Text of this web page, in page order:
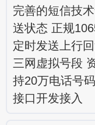
完善的短信技
送状态 正规
定时发送上行
三网虚拟号段
持20万电话号
接口开发接入